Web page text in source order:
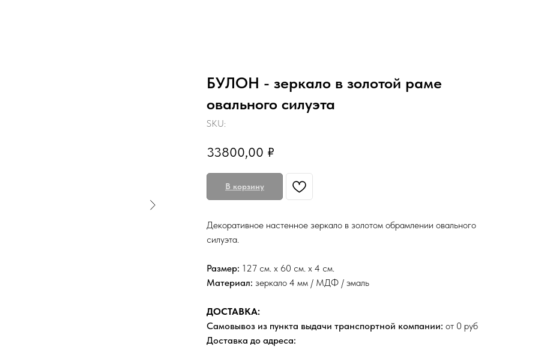
БУЛОН - зеркало в золотой раме
овального силуэта
SKU:
33800,00 ₽
В корзину
Декоративное настенное зеркало в золотом обрамлении овального
силуэта.
Размер: 127 см. х 60 см. х 4 см.
Материал: зеркало 4 мм / МДФ / эмаль
ДОСТАВКА:
Самовывоз из пункта выдачи транспортной компании: от 0 руб
Доставка до адреса: